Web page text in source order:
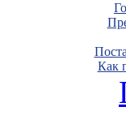
Как